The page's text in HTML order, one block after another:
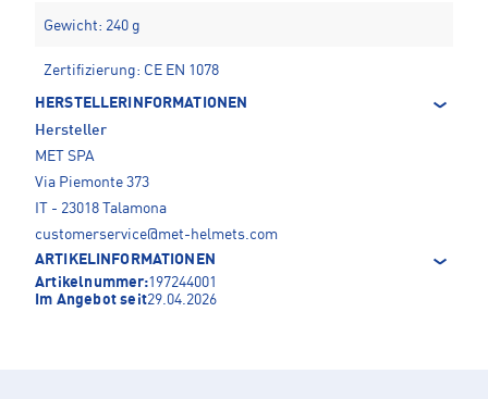
Gewicht: 240 g
Zertifizierung: CE EN 1078
HERSTELLERINFORMATIONEN
Hersteller
MET SPA
Via Piemonte 373
IT - 23018 Talamona
customerservice@met-helmets.com
ARTIKELINFORMATIONEN
Artikelnummer:197244001
Im Angebot seit29.04.2026